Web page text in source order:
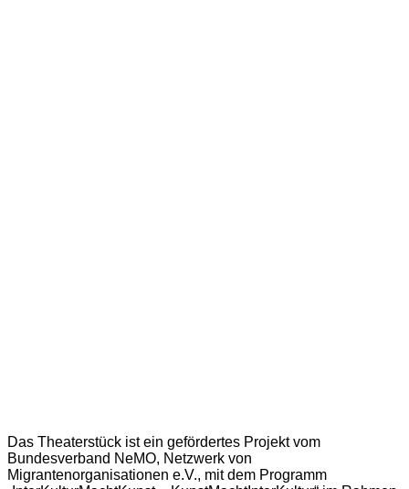
Das Theaterstück ist ein gefördertes Projekt vom
Bundesverband NeMO, Netzwerk von
Migrantenorganisationen e.V., mit dem Programm